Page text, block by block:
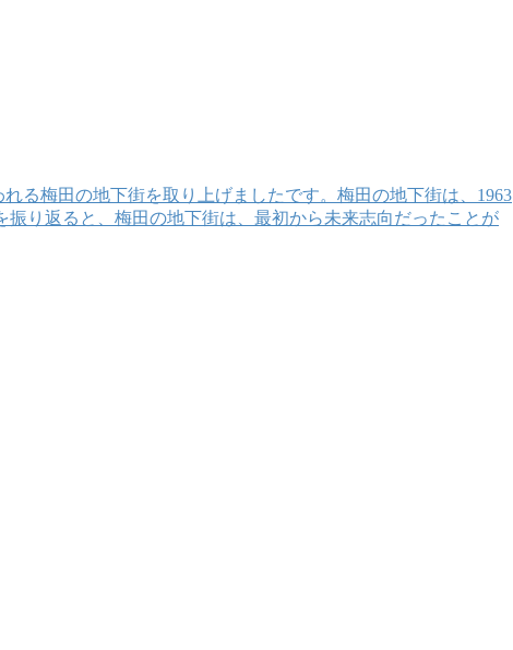
る梅田の地下街を取り上げましたです。梅田の地下街は、1963
り返ると、梅田の地下街は、最初から未来志向だったことが